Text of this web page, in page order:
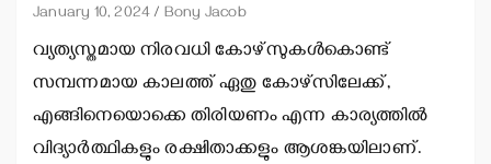
January 10, 2024 Bony Jacob
വ്യത്യസ്തമായ നിരവധി കോഴ്സുകള്‍കൊണ്ട്
സമ്പന്നമായ കാലത്ത് ഏതു കോഴ്സിലേക്ക്,
എങ്ങിനെയൊക്കെ തിരിയണം എന്ന കാര്യത്തില്‍
വിദ്യാര്‍ത്ഥികളും രക്ഷിതാക്കളും ആശങ്കയിലാണ്.